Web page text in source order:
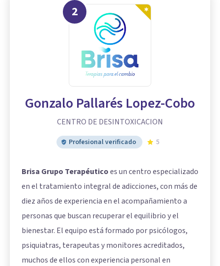
2
Gonzalo Pallarés Lopez-Cobo
CENTRO DE DESINTOXICACION
Profesional verificado 5
Brisa Grupo Terapéuticoes un centro especializado
en el tratamiento integral de adicciones, con más de
diez años de experiencia en el acompañamiento a
personas que buscan recuperar el equilibrio y el
bienestar. El equipo está formado por psicólogos,
psiquiatras, terapeutas y monitores acreditados,
muchos de ellos con experiencia personal en